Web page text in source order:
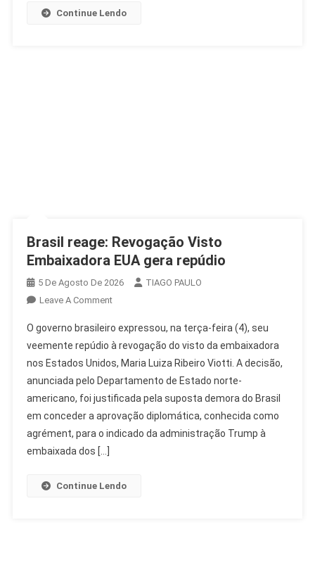
Continue Lendo
Brasil reage: Revogação Visto
Embaixadora EUA gera repúdio
5 De Agosto De 2026
TIAGO PAULO
Leave A CommentOn
Reage:
Revogação
Visto
Embaixadora
EUA
Gera
Repúdio
O governo brasileiro expressou, na terça-feira (4), seu
veemente repúdio à revogação do visto da embaixadora
nos Estados Unidos, Maria Luiza Ribeiro Viotti. A decisão,
anunciada pelo Departamento de Estado norte-
americano, foi justificada pela suposta demora do Brasil
em conceder a aprovação diplomática, conhecida como
agrément, para o indicado da administração Trump à
embaixada dos […]
Continue Lendo